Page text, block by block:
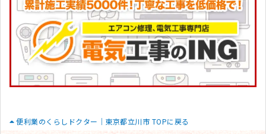
便利業のくらしドクター｜東京都立川市 TOPに戻る